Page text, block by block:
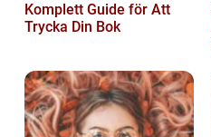
Komplett Guide för Att
Trycka Din Bok